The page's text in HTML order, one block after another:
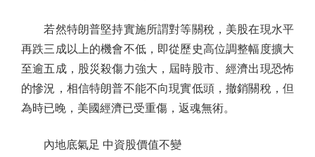
若然特朗普堅持實施所謂對等關稅，美股在現水平
再跌三成以上的機會不低，即從歷史高位調整幅度擴大
至逾五成，股災殺傷力強大，屆時股市、經濟出現恐怖
的慘況，相信特朗普不能不向現實低頭，撤銷關稅，但
為時已晚，美國經濟已受重傷，返魂無術。
內地底氣足 中資股價值不變